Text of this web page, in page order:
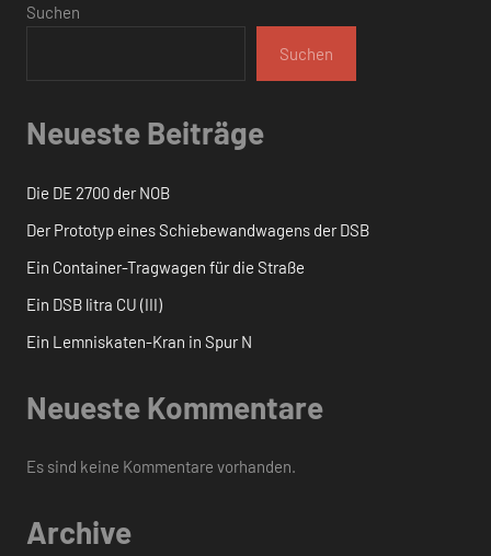
Suchen
Suchen
Neueste Beiträge
Die DE 2700 der NOB
Der Prototyp eines Schiebewandwagens der DSB
Ein Container-Tragwagen für die Straße
Ein DSB litra CU (III)
Ein Lemniskaten-Kran in Spur N
Neueste Kommentare
Es sind keine Kommentare vorhanden.
Archive